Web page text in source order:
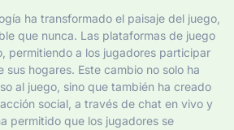
ha transformado el paisaje del juego,
que nunca. Las plataformas de juego
permitiendo a los jugadores participar
hogares. Este cambio no solo ha
al juego, sino que también ha creado
social, a través de chat en vivo y
permitido que los jugadores se